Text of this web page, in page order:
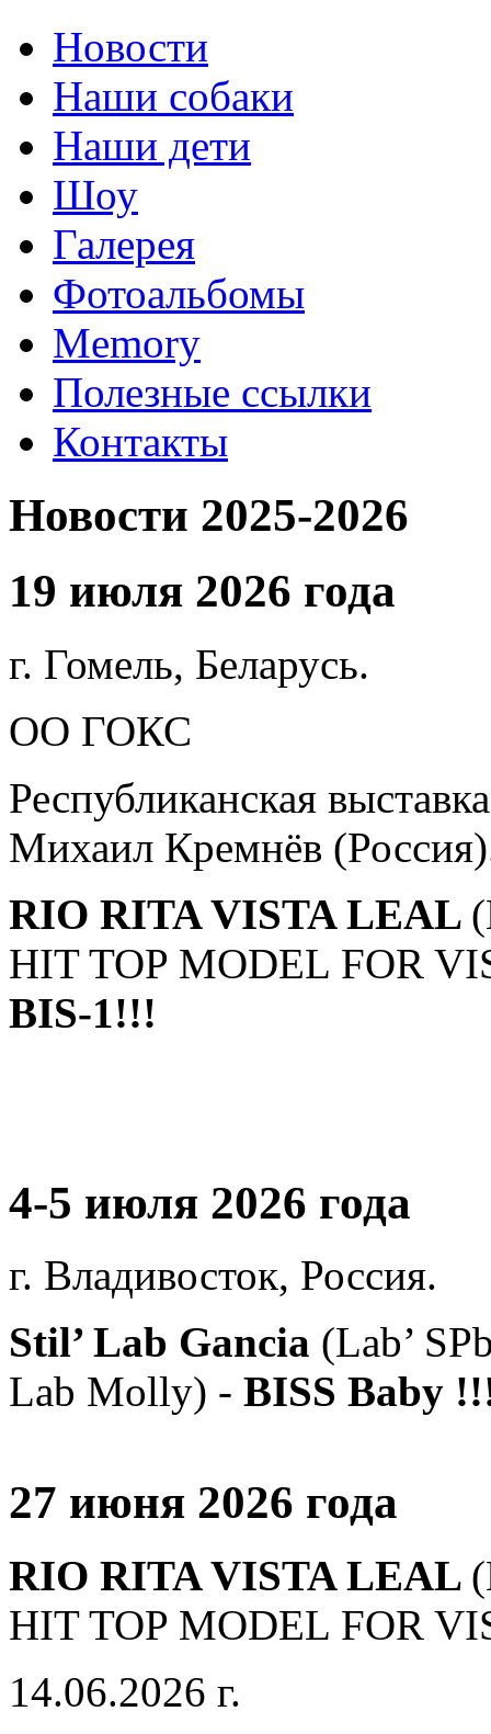
Новости
Наши собаки
Наши дети
Шоу
Галерея
Фотоальбомы
Memory
Полезные ссылки
Контакты
Новости 2025-2026
19 июля 2026 года
г. Гомель, Беларусь.
ОО ГОКС
Республиканская
Михаил Кремнёв
RIO RITA VISTA LEAL
HIT TOP MODEL FOR
BIS-1!!!
4-5 июля 2026 года
г. Владивосток, Россия.
Stil’ Lab Gancia (Lab’
Lab Molly) - BISS Baby
27 июня 2026 года
RIO RITA VISTA LEAL
HIT TOP MODEL FOR
14.06.2026 г.